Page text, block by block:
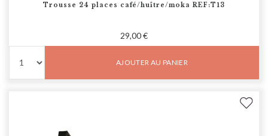
Trousse 24 places café/huître/moka REF:T13
29,00 €
AJOUTER AU PANIER